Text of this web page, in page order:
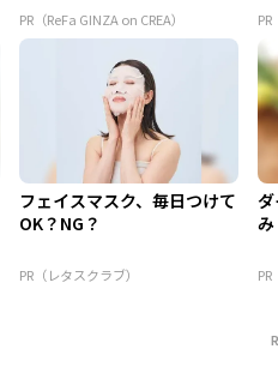
PR（ReFa GINZA on CREA）
フェイスマスク、毎日つけて
OK？NG？
PR（レタスクラブ）